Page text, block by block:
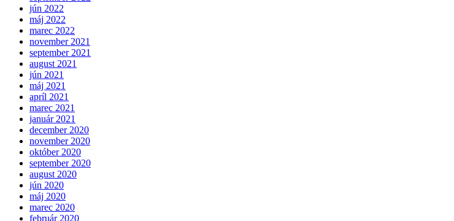
jún 2022
máj 2022
marec 2022
november 2021
september 2021
august 2021
jún 2021
máj 2021
apríl 2021
marec 2021
január 2021
december 2020
november 2020
október 2020
september 2020
august 2020
jún 2020
máj 2020
marec 2020
február 2020